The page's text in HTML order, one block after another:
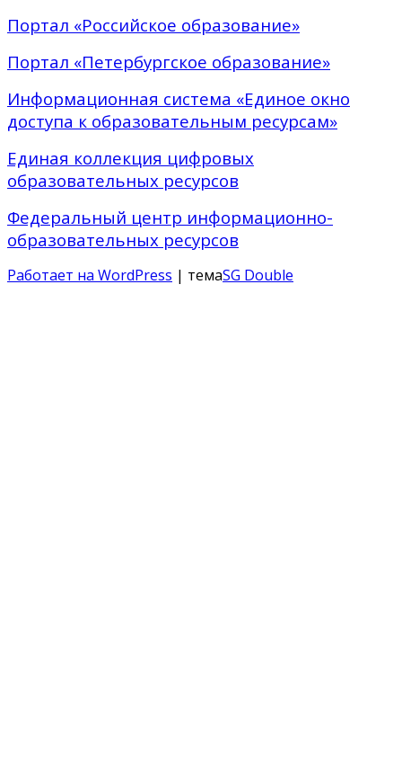
Портал «Российское образование»
Портал «Петербургское образование»
Информационная система «Единое окно
доступа к образовательным ресурсам»
Единая коллекция цифровых
образовательных ресурсов
Федеральный центр информационно-
образовательных ресурсов
Работает на WordPress | темаSG Double